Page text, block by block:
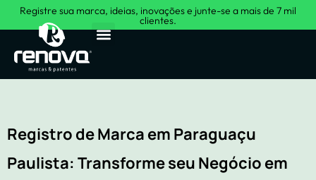
Registre sua marca, ideias, inovações e junte-se a mais de 7 mil
clientes.
Registro de Marca em Paraguaçu
Paulista: Transforme seu Negócio em